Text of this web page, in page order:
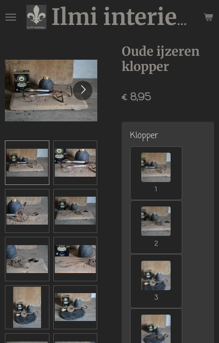
direct
hoofdinhoud
Ilmi interieur
Oude ijzeren
klopper
€ 8,95
Klopper
1
2
3